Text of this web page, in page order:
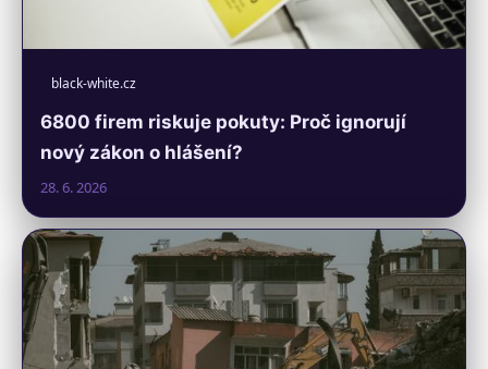
black-white.cz
6800 firem riskuje pokuty: Proč ignorují
nový zákon o hlášení?
28. 6. 2026